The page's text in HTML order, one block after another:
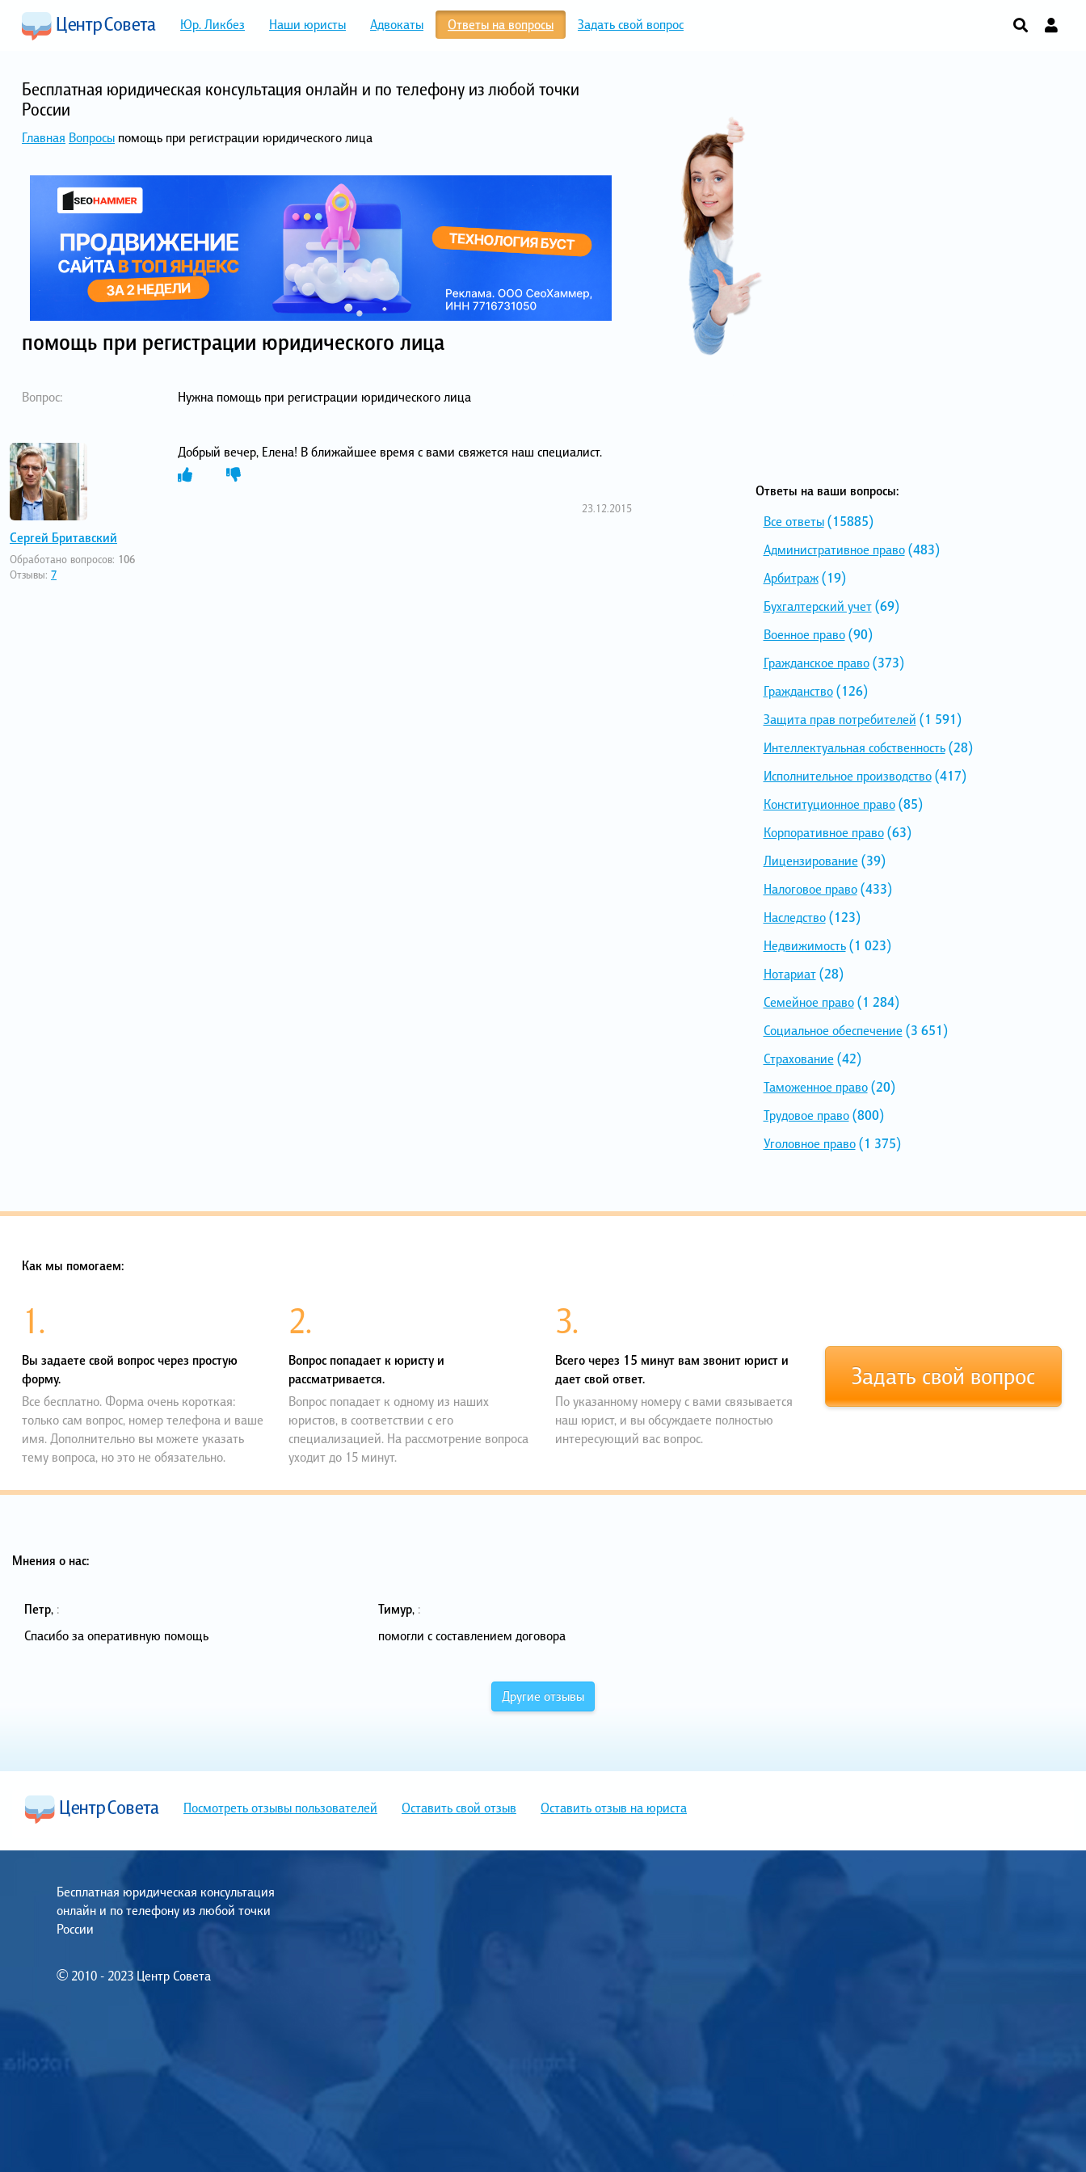
Юр. Ликбез Наши юристы Адвокаты Ответы на вопросы Задать свой вопрос
Бесплатная юридическая консультация онлайн и по телефону из любой точки
России
Главная Вопросы помощь при регистрации юридического лица
помощь при регистрации юридического лица
Вопрос: Нужна помощь при регистрации юридического лица
Сергей Бритавский
Обработано вопросов: 106
Отзывы: 7
Добрый вечер, Елена! В ближайшее время с вами свяжется наш специалист.
23.12.2015
Ответы на ваши вопросы:
Все ответы(15885)
Административное право(483)
Арбитраж(19)
Бухгалтерский учет(69)
Военное право(90)
Гражданское право(373)
Гражданство(126)
Защита прав потребителей (1 591)
Интеллектуальная собственность(28)
Исполнительное производство(417)
Конституционное право(85)
Корпоративное право(63)
Лицензирование (39)
Налоговое право(433)
Наследство(123)
Недвижимость(1 023)
Нотариат(28)
Семейное право(1 284)
Социальное обеспечение (3 651)
Страхование (42)
Таможенное право(20)
Трудовое право(800)
Уголовное право(1 375)
Как мы помогаем:
1.
Вы задаете свой вопрос через простую
форму.
Все бесплатно. Форма очень короткая:
только сам вопрос, номер телефона и ваше
имя. Дополнительно вы можете указать
тему вопроса, но это не обязательно.
2.
Вопрос попадает к юристу и
рассматривается.
Вопрос попадает к одному из наших
юристов, в соответствии с его
специализацией. На рассмотрение вопроса
уходит до 15 минут.
3.
Всего через 15 минут вам звонит юрист и
дает свой ответ.
По указанному номеру с вами связывается
наш юрист, и вы обсуждаете полностью
интересующий вас вопрос.
Задать свой вопрос
Мнения о нас:
Петр, :
Спасибо за оперативную помощь
Тимур, :
помогли с составлением договора
Другие отзывы
Посмотреть отзывы пользователей Оставить свой отзыв Оставить отзыв на юриста
Бесплатная юридическая консультация
онлайн и по телефону из любой точки
России
© 2010 - 2023 Центр Совета